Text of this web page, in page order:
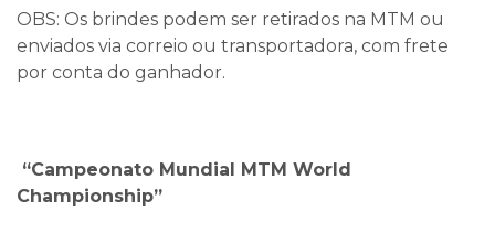
OBS: Os brindes podem ser retirados na MTM ou
enviados via correio ou transportadora, com frete
por conta do ganhador.
“Campeonato Mundial MTM World
Championship”